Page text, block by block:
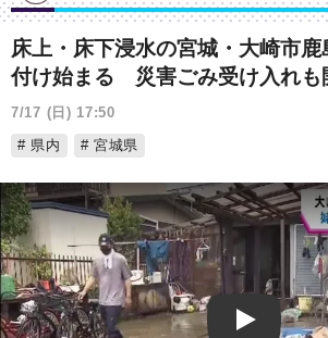
床上・床下浸水の宮城・大崎市
付け始まる 災害ごみ受け入れも
7/17 (日) 17:50
県内
宮城県
Play